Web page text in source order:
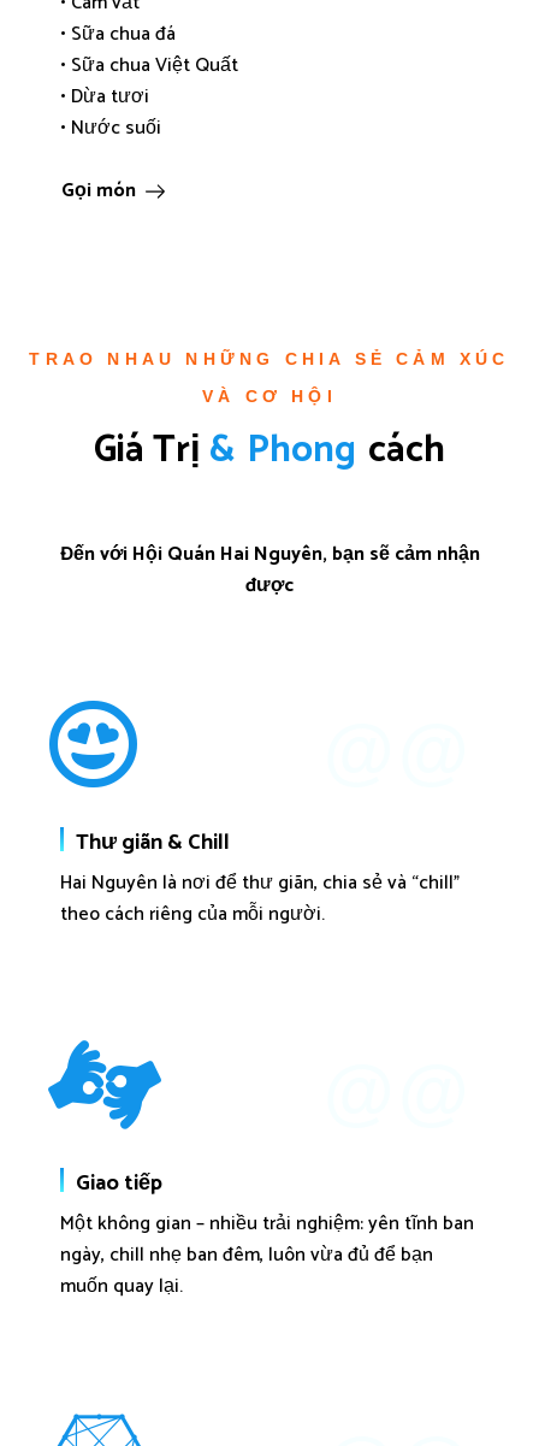
• Sữa chua đá
• Sữa chua Việt Quất
• Dừa tươi
• Nước suối
Gọi món
TRAO NHAU NHỮNG CHIA SẺ CẢM XÚC
VÀ CƠ HỘI
Giá Trị & Phong Cách
Đến với Hội Quán Hai Nguyên, bạn sẽ cảm nhận
được
Thư giãn & Chill
Hai Nguyên là nơi để thư giãn, chia sẻ và “chill”
theo cách riêng của mỗi người.
Giao tiếp
Một không gian – nhiều trải nghiệm: yên tĩnh ban
ngày, chill nhẹ ban đêm, luôn vừa đủ để bạn
muốn quay lại.